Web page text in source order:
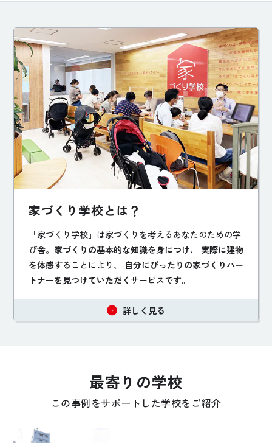
家づくり学校とは？
「家づくり学校」は家づくりを考えるあなたのための学
び舎。 家づくりの基本的な知識を身につけ、 実際に建物
を体感する ことにより、 自分にぴったりの家づくりパー
トナーを見つけていただく サービスです。
詳しく見る
最寄りの学校
この事例をサポートした学校をご紹介